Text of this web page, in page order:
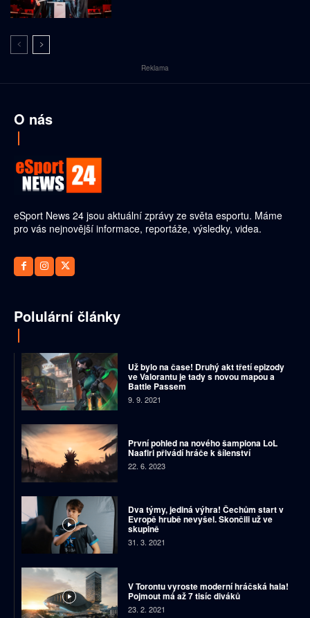
Reklama
O nás
eSport News 24 jsou aktuální zprávy ze světa esportu. Máme
pro vás nejnovější informace, reportáže, výsledky, videa.
Polulární články
Už bylo na čase! Druhý akt třetí epizody
ve Valorantu je tady s novou mapou a
Battle Passem
9. 9. 2021
První pohled na nového šampiona LoL
Naafiri přivádí hráče k šílenství
22. 6. 2023
Dva týmy, jediná výhra! Čechům start v
Evropě hrubě nevyšel. Skončili už ve
skupině
31. 3. 2021
V Torontu vyroste moderní hráčská hala!
Pojmout má až 7 tisíc diváků
23. 2. 2021